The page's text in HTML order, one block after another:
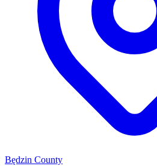
Będzin County